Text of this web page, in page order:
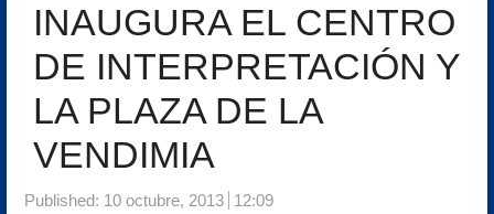
INAUGURA EL CENTRO
DE INTERPRETACIÓN Y
LA PLAZA DE LA
VENDIMIA
Published: 10 octubre, 2013 12:09